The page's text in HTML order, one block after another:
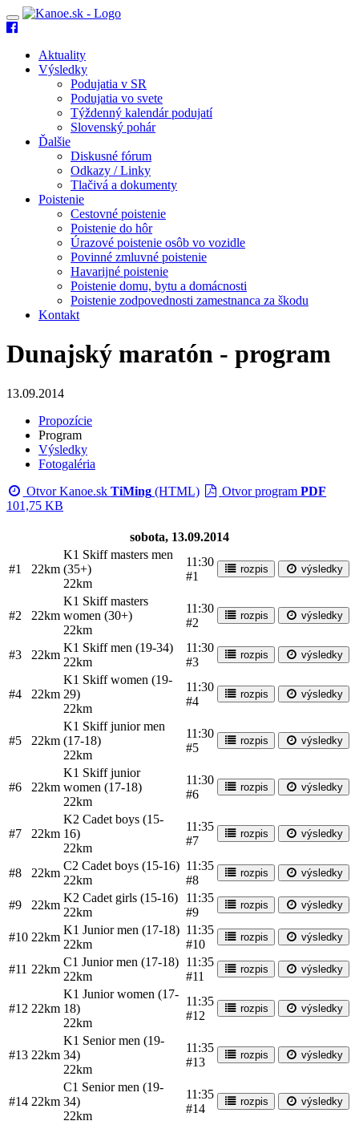
Toggle
navigation
Aktuality
Výsledky
Podujatia v SR
Podujatia vo svete
Týždenný kalendár podujatí
Slovenský pohár
Ďalšie
Diskusné fórum
Odkazy / Linky
Tlačivá a dokumenty
Poistenie
Cestovné poistenie
Poistenie do hôr
Úrazové poistenie osôb vo vozidle
Povinné zmluvné poistenie
Havarijné poistenie
Poistenie domu, bytu a domácnosti
Poistenie zodpovednosti zamestnanca za škodu
Kontakt
Dunajský maratón - program
13.09.2014
Propozície
Program
Výsledky
Fotogaléria
Otvor Kanoe.sk TiMing(HTML) Otvor programPDF
101,75 KB
sobota, 13.09.2014
#1 22km
K1 Skiff masters men
(35+)
22km
11:30
#1
rozpis výsledky
#2 22km
K1 Skiff masters
women (30+)
22km
11:30
#2
rozpis výsledky
#3 22km
K1 Skiff men (19-34)
22km
11:30
#3
rozpis výsledky
#4 22km
K1 Skiff women (19-
29)
22km
11:30
#4
rozpis výsledky
#5 22km
K1 Skiff junior men
(17-18)
22km
11:30
#5
rozpis výsledky
#6 22km
K1 Skiff junior
women (17-18)
22km
11:30
#6
rozpis výsledky
#7 22km
K2 Cadet boys (15-
16)
22km
11:35
#7
rozpis výsledky
#8 22km
C2 Cadet boys (15-16)
22km
11:35
#8
rozpis výsledky
#9 22km
K2 Cadet girls (15-16)
22km
11:35
#9
rozpis výsledky
#10 22km
K1 Junior men (17-18)
22km
11:35
#10
rozpis výsledky
#11 22km
C1 Junior men (17-18)
22km
11:35
#11
rozpis výsledky
#12 22km
K1 Junior women (17-
18)
22km
11:35
#12
rozpis výsledky
#13 22km
K1 Senior men (19-
34)
22km
11:35
#13
rozpis výsledky
#14 22km
C1 Senior men (19-
34)
22km
11:35
#14
rozpis výsledky